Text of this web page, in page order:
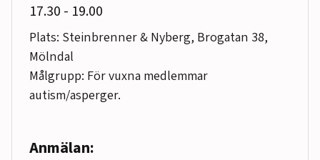
17.30 till
- 19.00
Plats: Steinbrenner & Nyberg, Brogatan 38,
Mölndal
Målgrupp: För vuxna medlemmar
autism/asperger.
Anmälan: